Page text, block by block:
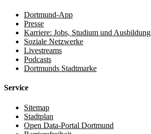
Dortmund-App
Presse
Karriere: Jobs, Studium und Ausbildung
Soziale Netzwerke
Livestreams
Podcasts
Dortmunds Stadtmarke
Service
Sitemap
Stadtplan
Open Data-Portal Dortmund